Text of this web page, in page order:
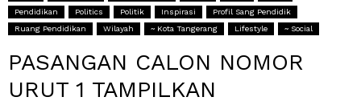
Pendidikan
Politics Politik Inspirasi
Profil Sang Pendidik
Ruang Pendidikan
Wilayah ~ Kota Tangerang Lifestyle ~ Social
PASANGAN CALON NOMOR
URUT 1 TAMPILKAN